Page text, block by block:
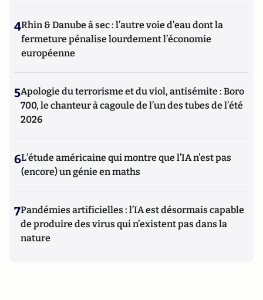
4Rhin & Danube à sec : l’autre voie d’eau dont la
fermeture pénalise lourdement l’économie
européenne
5Apologie du terrorisme et du viol, antisémite : Boro
700, le chanteur à cagoule de l’un des tubes de l’été
2026
6L’étude américaine qui montre que l’IA n’est pas
(encore) un génie en maths
7Pandémies artificielles : l’IA est désormais capable
de produire des virus qui n’existent pas dans la
nature